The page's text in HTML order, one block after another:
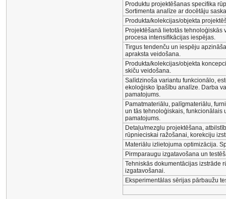
Produktu projektēšanas specifika
Sortimenta analīze ar docētāju
Produkta/kolekcijas/objekta
Projektēšanā lietotās tehnoloģiskās
procesa intensifikācijas iespējas.
Tirgus tendenču un iespēju
apraksta veidošana.
Produkta/kolekcijas/objekta
skiču veidošana.
Salīdzinoša variantu funkcionālo,
ekoloģisko īpašību analīze. Darba
pamatojums.
Pamatmateriālu, palīgmateriālu,
un tās tehnoloģiskais, funkcionālais
pamatojums.
Detaļu/mezglu projektēšana,
rūpnieciskai ražošanai, korekciju
Materiālu izlietojuma optimizācija.
Pirmparaugu izgatavošana un
Tehniskās dokumentācijas izstrāde
izgatavošanai.
Eksperimentālas sērijas pārbaužu